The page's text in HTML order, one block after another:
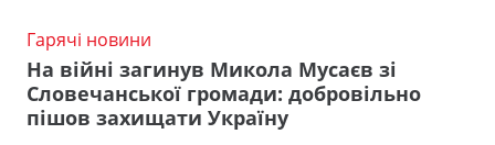
Гарячі новини
На війні загинув Микола Мусаєв зі
Словечанської громади: добровільно
пішов захищати Україну